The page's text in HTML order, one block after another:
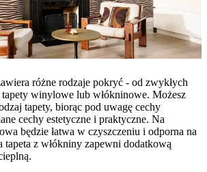
różne rodzaje pokryć - od zwykłych
winylowe lub włókninowe. Możesz
tapety, biorąc pod uwagę cechy
cechy estetyczne i praktyczne. Na
będzie łatwa w czyszczeniu i odporna na
tapeta z włókniny zapewni dodatkową